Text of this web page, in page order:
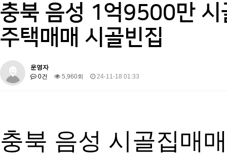
충북 음성 1억9500만 시
주택매매 시골빈집
운영자
0건
5,960회 24-11-18 01:33
충북 음성 시골집매